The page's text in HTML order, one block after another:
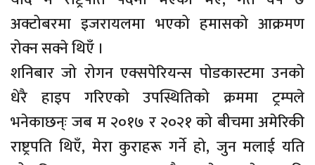
अक्टोबरमा इजरायलमा भएको हमासको आक्रमण
रोक्न सक्ने थिएँ ।
शनिबार जो रोगन एक्सपेरियन्स पोडकास्टमा उनको
धेरै हाइप गरिएको उपस्थितिको क्रममा ट्रम्पले
भनेकाछन्ः जब म २०१७ र २०२१ को बीचमा अमेरिकी
राष्ट्रपति थिएँ, मेरा कुराहरू गर्ने हो, जुन मलाई यति